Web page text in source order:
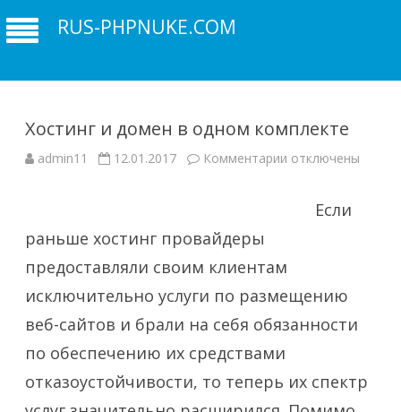
RUS-PHPNUKE.COM
Хостинг и домен в одном комплекте
admin11 12.01.2017 Комментарии к
домен
отключены
Если
раньше хостинг провайдеры
предоставляли своим клиентам
исключительно услуги по размещению
веб-сайтов и брали на себя обязанности
по обеспечению их средствами
отказоустойчивости, то теперь их спектр